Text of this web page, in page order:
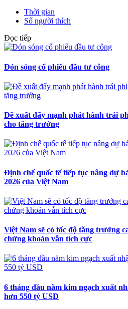
Thời gian
Số người thích
Đọc tiếp
Đón sóng cổ phiếu đầu tư công
Đề xuất đẩy mạnh phát hành trái
cho tăng trưởng
Định chế quốc tế tiếp tục nâng dự
2026 của Việt Nam
Việt Nam sẽ có tốc độ tăng trưởng
chứng khoán vẫn tích cực
6 tháng đầu năm kim ngạch xuất
hơn 550 tỷ USD